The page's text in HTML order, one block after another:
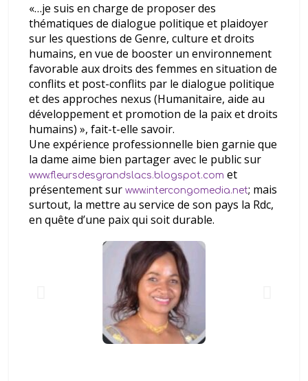
«…je suis en charge de proposer des
thématiques de dialogue politique et plaidoyer
sur les questions de Genre, culture et droits
humains, en vue de booster un environnement
favorable aux droits des femmes en situation de
conflits et post-conflits par le dialogue politique
et des approches nexus (Humanitaire, aide au
développement et promotion de la paix et droits
humains) », fait-t-elle savoir.
Une expérience professionnelle bien garnie que
la dame aime bien partager avec le public sur
www.fleursdesgrandslacs.blogspot.com et
présentement surwww.intercongomedia.net; mais
surtout, la mettre au service de son pays la Rdc,
en quête d’une paix qui soit durable.